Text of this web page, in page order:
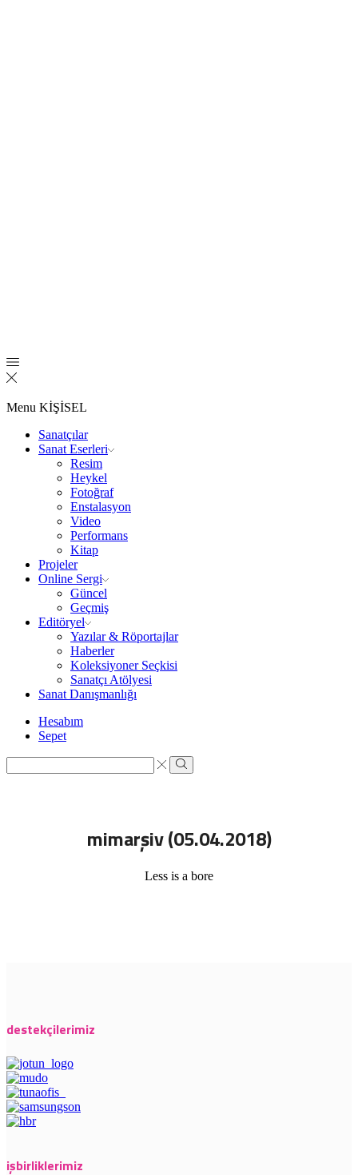
Menu KİŞİSEL
Sanatçılar
Sanat Eserleri
Resim
Heykel
Fotoğraf
Enstalasyon
Video
Performans
Kitap
Projeler
Online Sergi
Güncel
Geçmiş
Editöryel
Yazılar & Röportajlar
Haberler
Koleksiyoner Seçkisi
Sanatçı Atölyesi
Sanat Danışmanlığı
Hesabım
Sepet
Search
input
Search
mimarşiv (05.04.2018)
Less is a bore
destekçilerimiz
işbirliklerimiz